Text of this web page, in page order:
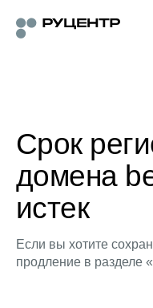
Срок
домена
истек
Если вы хотите
продление в разделе